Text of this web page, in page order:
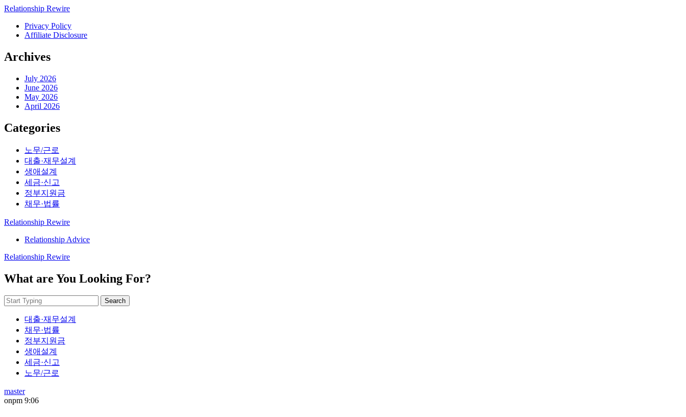
Relationship Rewire
Privacy Policy
Affiliate Disclosure
Archives
July 2026
June 2026
May 2026
April 2026
Categories
노무/근로
대출·재무설계
생애설계
세금·신고
정부지원금
채무·법률
Relationship Rewire
Relationship Advice
Relationship Rewire
What are You Looking For?
Search
대출·재무설계
채무·법률
정부지원금
생애설계
세금·신고
노무/근로
master
onpm 9:06